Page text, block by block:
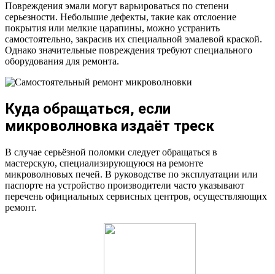
Повреждения эмали могут варьироваться по степени
серьезности. Небольшие дефекты, такие как отслоение
покрытия или мелкие царапины, можно устранить
самостоятельно, закрасив их специальной эмалевой краской.
Однако значительные повреждения требуют специального
оборудования для ремонта.
Куда обращаться, если
микроволновка издаёт треск
В случае серьёзной поломки следует обращаться в
мастерскую, специализирующуюся на ремонте
микроволновых печей. В руководстве по эксплуатации или
паспорте на устройство производители часто указывают
перечень официальных сервисных центров, осуществляющих
ремонт.